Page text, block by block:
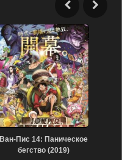
Ван-Пис 14: Паническое
бегство (2019)